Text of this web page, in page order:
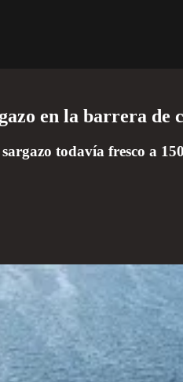
en la barrera de
todavía fresco a